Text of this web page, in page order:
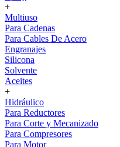
+
Multiuso
Para Cadenas
Para Cables De Acero
Engranajes
Silicona
Solvente
Aceites
+
Hidráulico
Para Reductores
Para Corte y Mecanizado
Para Compresores
Para Motor